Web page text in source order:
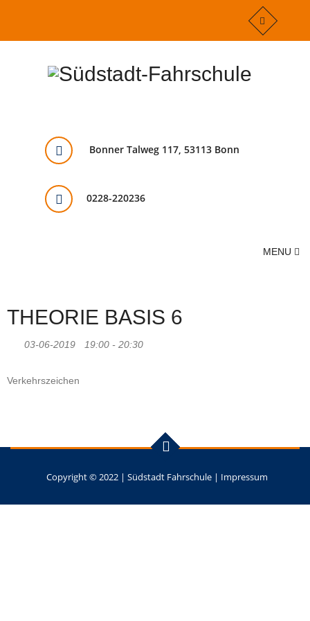
Bonner Talweg 117, 53113 Bonn
0228-220236
MENU
THEORIE BASIS 6
03-06-2019 19:00 - 20:30
Verkehrszeichen
Copyright © 2022 | Südstadt Fahrschule | Impressum